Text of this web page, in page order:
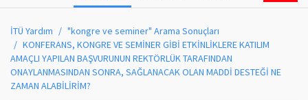
İTÜ Yardım
"kongre ve seminer" Arama Sonuçları
KONFERANS, KONGRE VE SEMİNER GİBİ ETKİNLİKLERE KATILIM
AMAÇLI YAPILAN BAŞVURUNUN REKTÖRLÜK TARAFINDAN
ONAYLANMASINDAN SONRA, SAĞLANACAK OLAN MADDİ DESTEĞİ NE
ZAMAN ALABİLİRİM?